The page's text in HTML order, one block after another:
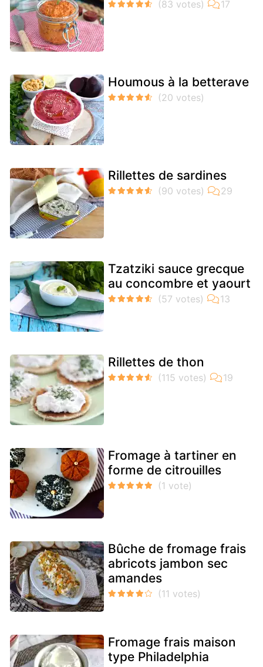
Houmous à la betterave
Rillettes de sardines
Tzatziki sauce grecque
au concombre et yaourt
Rillettes de thon
Fromage à tartiner en
forme de citrouilles
Bûche de fromage frais
abricots jambon sec
amandes
Fromage frais maison
type Philadelphia